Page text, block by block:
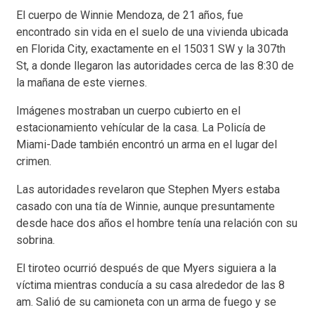
El cuerpo de Winnie Mendoza, de 21 años, fue
encontrado sin vida en el suelo de una vivienda ubicada
en Florida City, exactamente en el 15031 SW y la 307th
St, a donde llegaron las autoridades cerca de las 8:30 de
la mañana de este viernes.
Imágenes mostraban un cuerpo cubierto en el
estacionamiento vehícular de la casa. La Policía de
Miami-Dade también encontró un arma en el lugar del
crimen.
Las autoridades revelaron que Stephen Myers estaba
casado con una tía de Winnie, aunque presuntamente
desde hace dos años el hombre tenía una relación con su
sobrina.
El tiroteo ocurrió después de que Myers siguiera a la
víctima mientras conducía a su casa alrededor de las 8
am. Salió de su camioneta con un arma de fuego y se